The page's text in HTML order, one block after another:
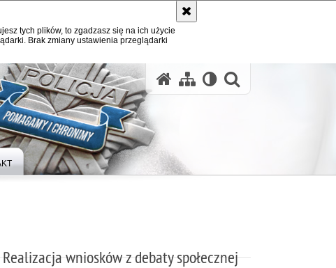
tych plików, to zgadzasz się na ich użycie
Brak zmiany ustawienia przeglądarki
Realizacja wniosków z debaty społecznej